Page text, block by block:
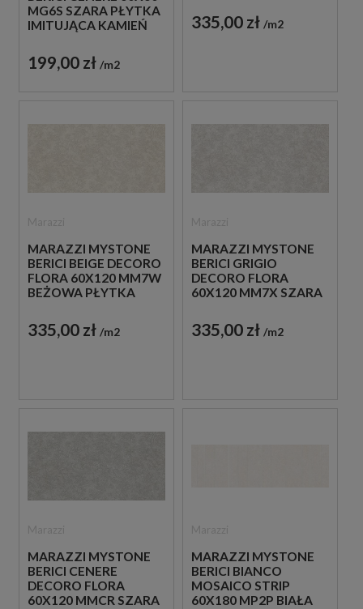
MG6S SZARA PŁYTKA
IMITUJĄCA KAMIEŃ
199,00 zł m2
DEKORACYJNA
335,00 zł m2
MARAZZI MYSTONE
BERICI BEIGE DECORO
FLORA 60X120 MM7W
BEŻOWA PŁYTKA
335,00 zł m2
MARAZZI MYSTONE
BERICI GRIGIO
DECORO FLORA
60X120 MM7X SZARA
DEKORACYJNA
335,00 zł m2
MARAZZI MYSTONE
BERICI CENERE
DECORO FLORA
60X120 MMCR SZARA
MARAZZI MYSTONE
BERICI BIANCO
MOSAICO STRIP
60X180 MP2P BIAŁA